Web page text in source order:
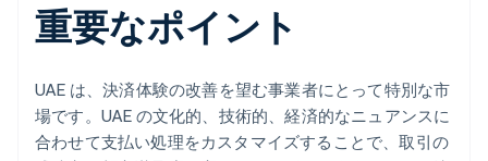
重要なポイント
UAE は、決済体験の改善を望む事業者にとって特別な市
場です。UAE の文化的、技術的、経済的なニュアンスに
合わせて支払い処理をカスタマイズすることで、取引の